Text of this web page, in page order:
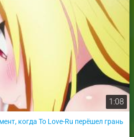
1:08
когда To Love-Ru перёшел грань